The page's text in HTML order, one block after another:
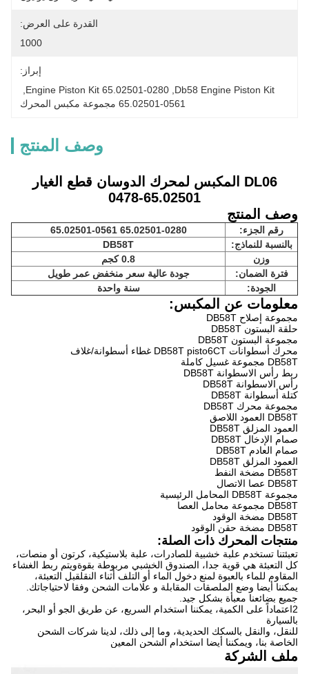
القدرة على العرض:
1000
إبراز:
Db58 Engine Piston Kit
65.02501-0280 Engine Piston Kit
65.02501-0561 مجموعة مكبس المحرك
وصف المنتج
DL06 المكبس لمحرك الدوسان قطع الغيار
65.02501-0478
وصف المنتج
رقم الجزء:
65.02501-0280 65.02501-0561
بالنسبة للنماذج:
DB58T
وزن
0.8 كجم
فترة الضمان:
جودة عالية سعر منخفض عمر طويل
الجودة:
سنة واحدة
معلومات عن المكبس:
مجموعة إصلاح DB58T
حلقة البستون DB58T
مجموعة البستون DB58T
محرك أسطوانات DB58T pisto6CT غطاء أسطوانة/غلاف
DB58T مجموعة غسيل كاملة
ربط رأس الاسطوانة DB58T
رأس الاسطوانة DB58T
كتلة أسطوانة DB58T
مجموعة محرك DB58T
DB58T العمود اللاصق
العمود المزلق DB58T
صمام الإدخال DB58T
صمام العادم DB58T
العمود المزلق DB58T
DB58T مضخة النفط
DB58T عصا الاتصال
مجموعة DB58T المحامل الرئيسية
DB58T مجموعة محامل العصا
DB58T مضخة الوقود
DB58T مضخة حقن الوقود
منتجات المحرك ذات الصلة:
تعبئتنا تستخدم علبة خشبية للصادرات، علبة بلاستيكية، كرتون أو منصات،
كل التعبئة هي قوية جدا، الصندوق الخشبي مربوطة بقوةويتم ربط الغشاء
المقاوم للماء بالعبوة لمنع دخول الماء أو التلف أثناء النقلقبل التعبئة،
يمكننا أيضا وضع الملصقات المقابلة و علامات الشحن وفقا لاحتياجاتك.
جميع بضائعنا معبأة بشكل جيد.
2اعتماداً على الكمية، يمكننا استخدام السريع، عن طريق الجو أو البحر،
بالسيارة
للنقل، والنقل بالسكك الحديدية، وما إلى ذلك، لدينا شركات الشحن
الخاصة بنا، ويمكننا أيضا استخدام الشحن المعين
ملف الشركة